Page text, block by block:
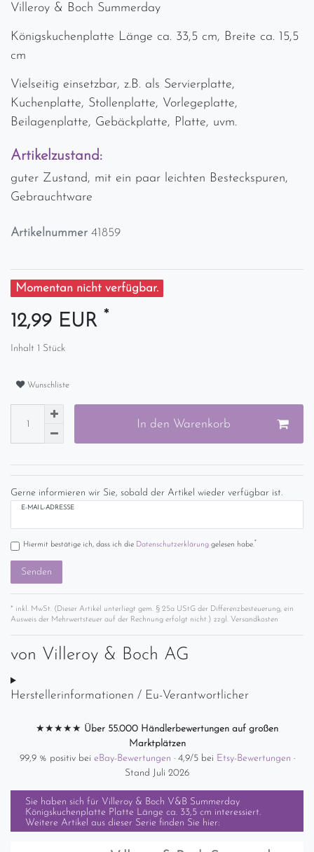
Villeroy & Boch Summerday
Königskuchenplatte Länge ca. 33,5 cm, Breite ca. 15,5
cm
Vielseitig einsetzbar, z.B. als Servierplatte,
Kuchenplatte, Stollenplatte, Vorlegeplatte,
Beilagenplatte, Gebäckplatte, Platte, uvm.
Artikelzustand:
guter Zustand, mit ein paar leichten Besteckspuren,
Gebrauchtware
Artikelnummer 41859
Momentan nicht verfügbar.
12,99 EUR *
Inhalt 1 Stück
Wunschliste
In den Warenkorb
Gerne informieren wir Sie, sobald der Artikel wieder verfügbar ist.
E-MAIL-ADRESSE
Hiermit bestätige ich, dass ich die Daten­schutz­erklärunggelesen habe.*
Senden
* inkl. MwSt. (Dieser Artikel unterliegt gem. § 25a UStG der Differenzbesteuerung, ein
Ausweis der Mehrwertsteuer auf der Rechnung erfolgt nicht.) zzgl. Versandkosten
von Villeroy & Boch AG
Herstellerinformationen / Eu-Verantwortlicher
★★★★★ Über 55.000 Händlerbewertungen auf großen
Marktplätzen
99,9 % positiv bei eBay-Bewertungen · 4,9/5 bei Etsy-Bewertungen ·
Stand Juli 2026
Sie haben sich für Villeroy & Boch V&B Summerday
Königskuchenplatte Platte Länge ca. 33,5 cm interessiert.
Weitere Artikel aus dieser Serie finden Sie hier: